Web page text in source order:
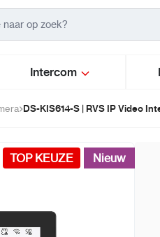
Intercom
DS-KIS614-S | RVS IP Video
TOP KEUZE Nieuw